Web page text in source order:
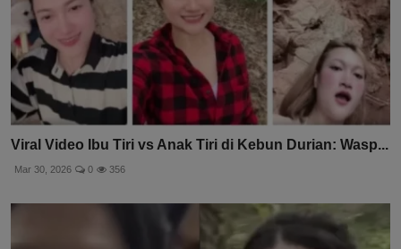
Viral Video Ibu Tiri vs Anak Tiri di Kebun Durian: Wasp...
Mar 30, 2026 0 356